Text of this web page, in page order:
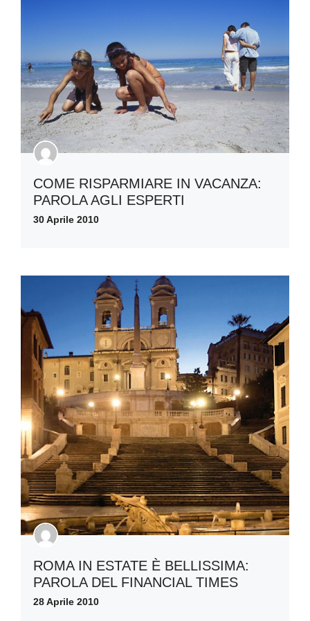
COME RISPARMIARE IN VACANZA:
PAROLA AGLI ESPERTI
30 Aprile 2010
ROMA IN ESTATE È BELLISSIMA:
PAROLA DEL FINANCIAL TIMES
28 Aprile 2010